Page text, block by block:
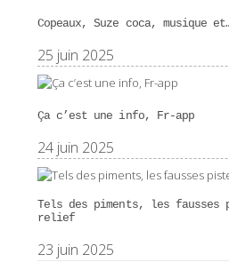
Copeaux, Suze coca, musique
25 juin 2025
Ça c’est une info, Fr-app
24 juin 2025
Tels des piments, les fausses
relief
23 juin 2025